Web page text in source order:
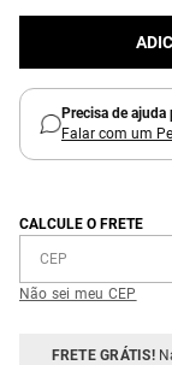
Precisa de
Falar com um
CALCULE O FRETE
Não sei meu CEP
FRETE GRÁTIS!